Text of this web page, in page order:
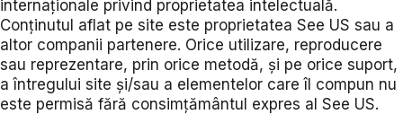
internaționale privind proprietatea intelectuală.
Conținutul aflat pe site este proprietatea See US sau a
altor companii partenere. Orice utilizare, reproducere
sau reprezentare, prin orice metodă, și pe orice suport,
a întregului site și/sau a elementelor care îl compun nu
este permisă fără consimțământul expres al See US.